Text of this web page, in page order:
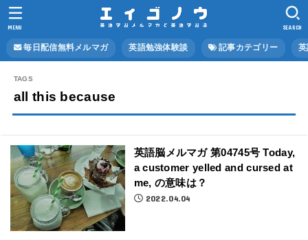
毎日配信無料メルマガ 英語勉強体験談 記事カテゴリー
SEARCH
MENU
all this because
英語脳メルマガ 第04745号 Today,
a customer yelled and cursed at
me, の意味は？
2022.04.04